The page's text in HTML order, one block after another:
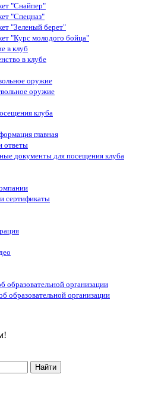
"Снайпер"
"Спецназ"
"Зеленый берет"
"Курс молодого бойца"
в клуб
в клубе
оружие
оружие
клуба
главная
ответы
документы для посещения клуба
сертификаты
образовательной организации
образовательной организации
Найти